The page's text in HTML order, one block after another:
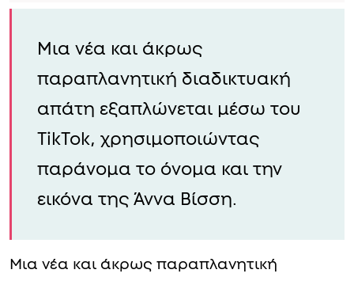
Μια νέα και άκρως
παραπλανητική διαδικτυακή
απάτη εξαπλώνεται μέσω του
TikTok, χρησιμοποιώντας
παράνομα το όνομα και την
εικόνα της Άννα Βίσση.
Μια νέα και άκρως παραπλανητική